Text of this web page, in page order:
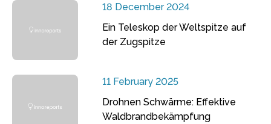
18 December 2024
Ein Teleskop der Weltspitze auf
der Zugspitze
11 February 2025
Drohnen Schwärme: Effektive
Waldbrandbekämpfung